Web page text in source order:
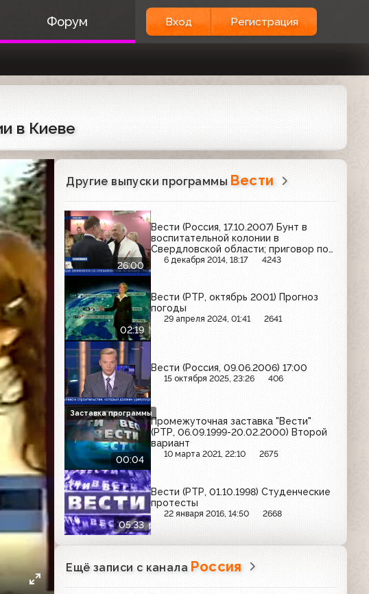
Форум Вход Регистрация
в Киеве
Другие выпуски программы Вести
26:00
Вести (Россия, 17.10.2007) Бунт в
воспитательной колонии в
Свердловской области; приговор по
делу о пожаре Сбербанка во
6 декабря 2014, 18:17 4243
02:19
Вести (РТР, октябрь 2001) Прогноз
погоды
29 апреля 2024, 01:41 2641
Вести (Россия, 09.06.2006) 17:00
15 октября 2025, 23:26 406
00:04
Промежуточная заставка "Вести"
(РТР, 06.09.1999-20.02.2000) Второй
вариант
10 марта 2021, 22:10 2675
Заставка программы
05:33
Вести (РТР, 01.10.1998) Студенческие
протесты
22 января 2016, 14:50 2668
Ещё записи с канала Россия